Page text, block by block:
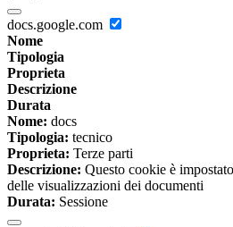
docs.google.com
Nome
Tipologia
Proprieta
Descrizione
Durata
Nome: docs
Tipologia: tecnico
Proprieta: Terze parti
Descrizione: Questo cookie è
delle visualizzazioni dei documenti
Durata: Sessione